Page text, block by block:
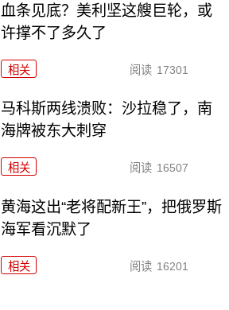
血条见底？美利坚这艘巨轮，或
许撑不了多久了
相关 阅读 17301
马科斯两线溃败：沙拉稳了，南
海牌被东大刺穿
相关 阅读 16507
黄海这出“老将配新王”，把俄罗斯
海军看沉默了
相关 阅读 16201